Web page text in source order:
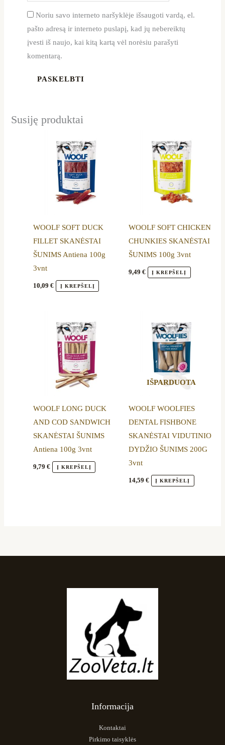
Noriu savo interneto naršyklėje išsaugoti vardą, el.
pašto adresą ir interneto puslapį, kad jų nebereiktų
įvesti iš naujo, kai kitą kartą vėl norėsiu parašyti
komentarą.
Susiję produktai
WOOLF SOFT DUCK
FILLET SKANĖSTAI
ŠUNIMS Antiena 100g
3vnt
10,09€ Į KREPŠELĮ
WOOLF SOFT CHICKEN
CHUNKIES SKANĖSTAI
ŠUNIMS 100g 3vnt
9,49 € Į KREPŠELĮ
WOOLF LONG DUCK
AND COD SANDWICH
SKANĖSTAI ŠUNIMS
Antiena 100g 3vnt
9,79€ Į KREPŠELĮ
IŠPARDUOTA
WOOLF WOOLFIES
DENTAL FISHBONE
SKANĖSTAI VIDUTINIO
DYDŽIO ŠUNIMS 200G
3vnt
14,59 € Į KREPŠELĮ
Informacija
Kontaktai
Pirkimo taisyklės